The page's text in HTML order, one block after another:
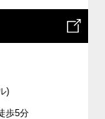
)
歩5分